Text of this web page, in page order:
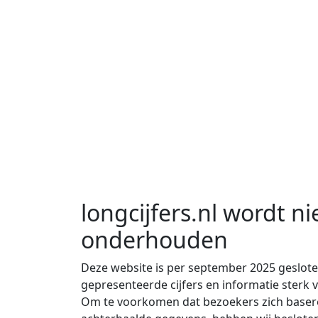
longcijfers.nl wordt
onderhouden
Deze website is per september 2025
gepresenteerde cijfers en informatie sterk
Om te voorkomen dat bezoekers zich